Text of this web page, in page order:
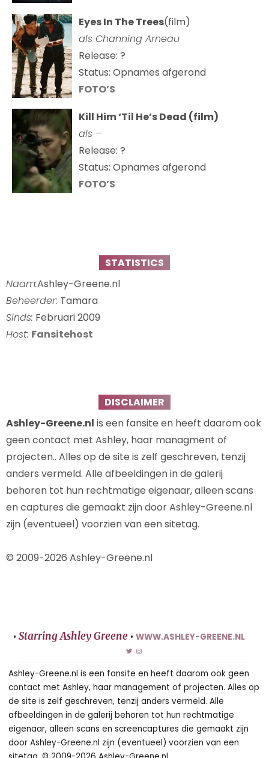
Eyes In The Trees(film)
als Channing Arneau
Release: ?
Status: Opnames afgerond
FOTO’S
Kill Him ‘Til He’s Dead (film)
als –
Release: ?
Status: Opnames afgerond
FOTO’S
STATISTICS
Naam:Ashley-Greene.nl
Beheerder: Tamara
Sinds: Februari 2009
Host: Fansitehost
DISCLAIMER
Ashley-Greene.nl is een fansite en heeft daarom ook
geen contact met Ashley, haar managment of
projecten.. Alles op de site is zelf geschreven, tenzij
anders vermeld. Alle afbeeldingen in de galerij
behoren tot hun rechtmatige eigenaar, alleen scans
en captures die gemaakt zijn door Ashley-Greene.nl
zijn (eventueel) voorzien van een sitetag.
© 2009-2026 Ashley-Greene.nl
• Starring Ashley Greene • WWW.ASHLEY-GREENE.NL
Ashley-Greene.nl is een fansite en heeft daarom ook geen
contact met Ashley, haar management of projecten. Alles op
de site is zelf geschreven, tenzij anders vermeld. Alle
afbeeldingen in de galerij behoren tot hun rechtmatige
eigenaar, alleen scans en screencaptures die gemaakt zijn
door Ashley-Greene.nl zijn (eventueel) voorzien van een